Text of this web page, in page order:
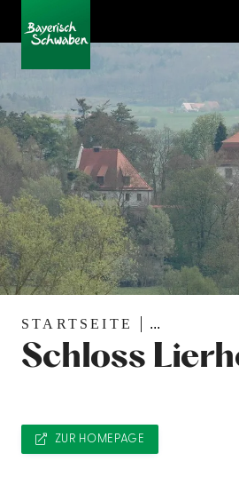
STARTSEITE ...
Schloss
ZUR HOMEPAGE